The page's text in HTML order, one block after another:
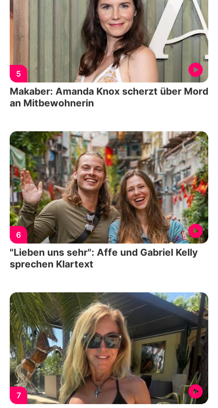
5
Makaber: Amanda Knox scherzt über Mord
an Mitbewohnerin
6
"Lieben uns sehr": Affe und Gabriel Kelly
sprechen Klartext
7